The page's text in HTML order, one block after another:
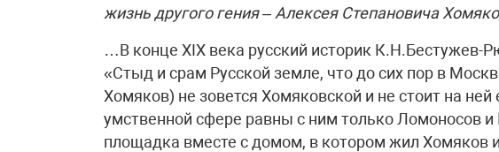
жизнь другого гения – Алексея Степановича
…В конце XIX века русский историк К.Н.Бес­ту­жев-
«Стыд и срам Русской земле, что до сих пор в
Хомяков) не зовется Хомяковской и не стоит на
умственной сфере равны с ним только Ломоносов
площадка вместе с домом, в котором жил Хомяков и